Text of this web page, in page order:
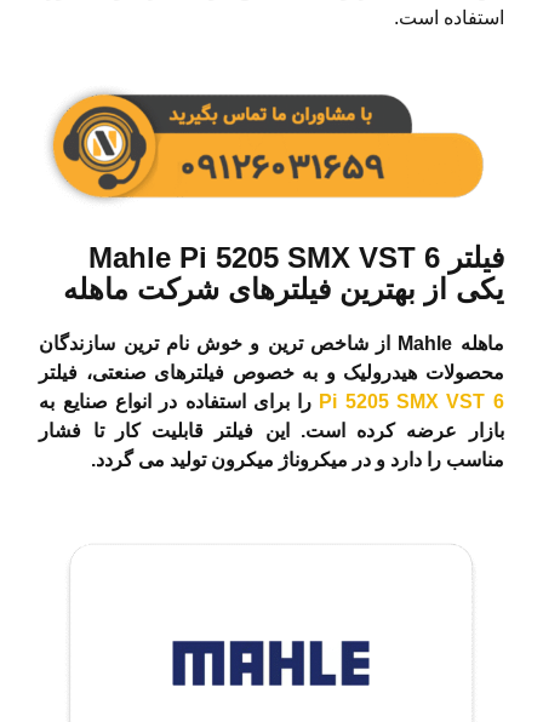
استفاده است.
فیلتر Mahle Pi 5205 SMX VST 6
یکی از بهترین فیلترهای شرکت ماهله
ماهله Mahle از شاخص ترین و خوش نام ترین سازندگان
محصولات هیدرولیک و به خصوص فیلترهای صنعتی، فیلتر
Pi 5205 SMX VST 6 را برای استفاده در انواع صنایع به
بازار عرضه کرده است. این فیلتر قابلیت کار تا فشار
مناسب را دارد و در میکروناژ میکرون تولید می گردد.